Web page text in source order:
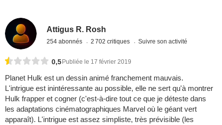
Attigus R. Rosh
254 abonnés 2 702 critiques Suivre son activité
0,5 Publiée le 17 février 2019
Planet Hulk est un dessin animé franchement mauvais.
L'intrigue est inintéressante au possible, elle ne sert qu'à montrer
Hulk frapper et cogner (c'est-à-dire tout ce que je déteste dans
les adaptations cinématographiques Marvel où le géant vert
apparaît). L'intrigue est assez simpliste, très prévisible (les